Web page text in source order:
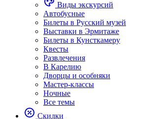
Виды экскурсий
Автобусные
Билеты в Русский музей
Выставки в Эрмитаже
Билеты в Кунсткамеру
Квесты
Развлечения
В Карелию
Дворцы и особняки
Мастер-классы
Ночные
Все темы
Скидки